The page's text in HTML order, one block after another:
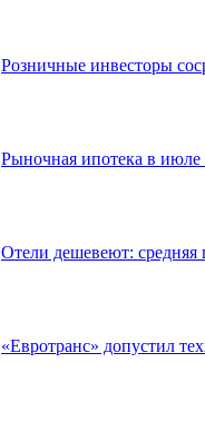
Розничные инвесторы
Рыночная ипотека в июле
Отели дешевеют: средняя
«Евротранс» допустил